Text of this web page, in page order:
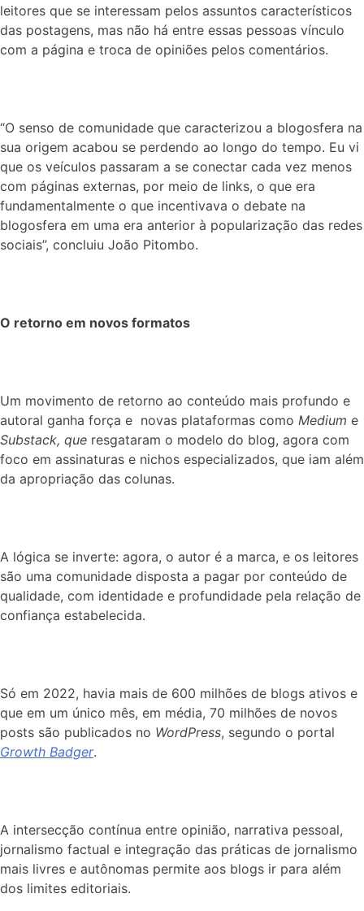
leitores que se interessam pelos assuntos característicos
das postagens, mas não há entre essas pessoas vínculo
com a página e troca de opiniões pelos comentários.
“O senso de comunidade que caracterizou a blogosfera na
sua origem acabou se perdendo ao longo do tempo. Eu vi
que os veículos passaram a se conectar cada vez menos
com páginas externas, por meio de links, o que era
fundamentalmente o que incentivava o debate na
blogosfera em uma era anterior à popularização das redes
sociais”, concluiu João Pitombo.
O retorno em novos formatos
Um movimento de retorno ao conteúdo mais profundo e
autoral ganha força e novas plataformas como Medium e
Substack, que resgataram o modelo do blog, agora com
foco em assinaturas e nichos especializados, que iam além
da apropriação das colunas.
A lógica se inverte: agora, o autor é a marca, e os leitores
são uma comunidade disposta a pagar por conteúdo de
qualidade, com identidade e profundidade pela relação de
confiança estabelecida.
Só em 2022, havia mais de 600 milhões de blogs ativos e
que em um único mês, em média, 70 milhões de novos
posts são publicados no WordPress, segundo o portal
Growth Badger.
A intersecção contínua entre opinião, narrativa pessoal,
jornalismo factual e integração das práticas de jornalismo
mais livres e autônomas permite aos blogs ir para além
dos limites editoriais.